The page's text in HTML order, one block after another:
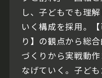
し、子どもでも理
いく構成を採用。
り】の観点から総
づくりから実戦動
なげていく。子ど